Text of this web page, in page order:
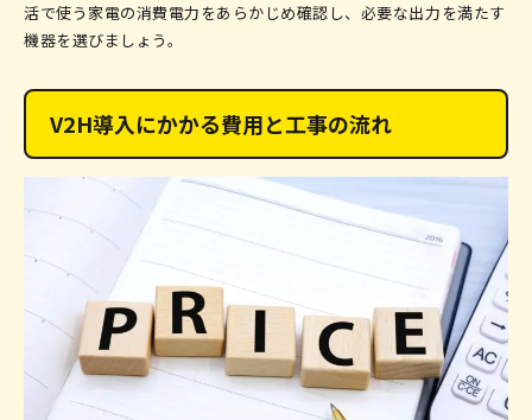
活で使う家電の消費電力をあらかじめ確認し、必要な出力を満たす
機器を選びましょう。
V2H導入にかかる費用と工事の流れ